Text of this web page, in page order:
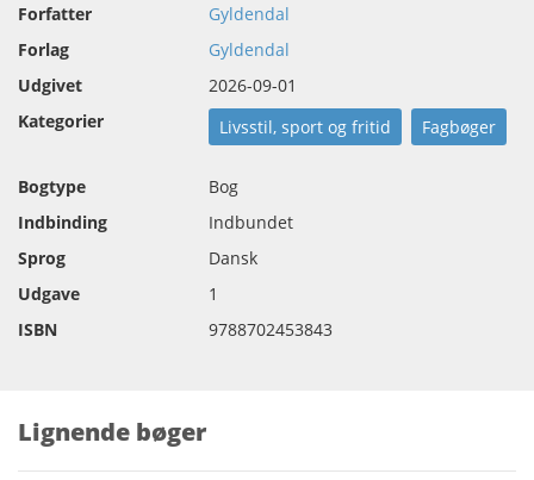
Forfatter
Gyldendal
Forlag
Gyldendal
Udgivet
2026-09-01
Kategorier
Livsstil, sport og fritid Fagbøger
Bogtype
Bog
Indbinding
Indbundet
Sprog
Dansk
Udgave
1
ISBN
9788702453843
Lignende bøger